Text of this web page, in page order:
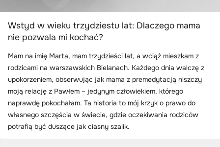
Wstyd w wieku trzydziestu lat: Dlaczego mama
nie pozwala mi kochać?
Mam na imię Marta, mam trzydzieści lat, a wciąż mieszkam z
rodzicami na warszawskich Bielanach. Każdego dnia walczę z
upokorzeniem, obserwując jak mama z premedytacją niszczy
moją relację z Pawłem – jedynym człowiekiem, którego
naprawdę pokochałam. Ta historia to mój krzyk o prawo do
własnego szczęścia w świecie, gdzie oczekiwania rodziców
potrafią być duszące jak ciasny szalik.